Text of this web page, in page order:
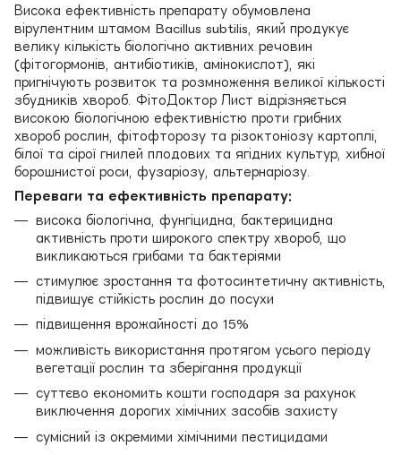
Висока ефективність препарату обумовлена
вірулентним штамом Bacillus subtilis, який продукує
велику кількість біологічно активних речовин
(фітогормонів, антибіотиків, амінокислот), які
пригнічують розвиток та розмноження великої кількості
збудників хвороб. ФітоДоктор Лист відрізняється
високою біологічною ефективністю проти грибних
хвороб рослин, фітофторозу та різоктоніозу картоплі,
білої та сірої гнилей плодових та ягідних культур, хибної
борошнистої роси, фузаріозу, альтернаріозу.
Переваги та ефективність препарату:
висока біологічна, фунгіцидна, бактерицидна
активність проти широкого спектру хвороб, що
викликаються грибами та бактеріями
стимулює зростання та фотосинтетичну активність,
підвищує стійкість рослин до посухи
підвищення врожайності до 15%
можливість використання протягом усього періоду
вегетації рослин та зберігання продукції
суттєво економить кошти господаря за рахунок
виключення дорогих хімічних засобів захисту
сумісний із окремими хімічними пестицидами